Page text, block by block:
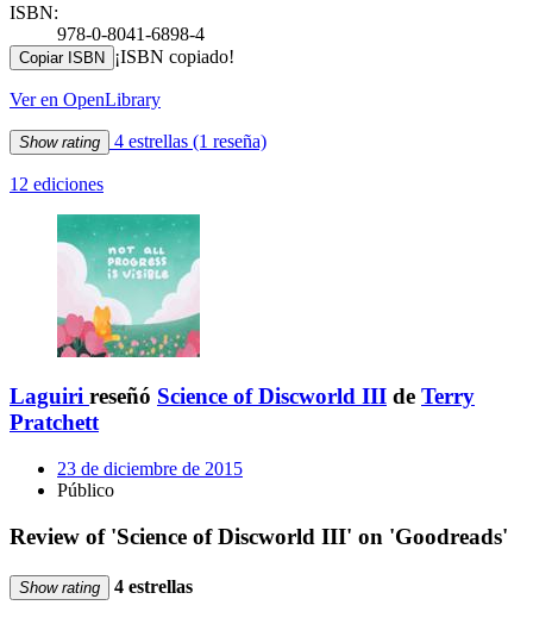
ISBN:
978-0-8041-6898-4
Copiar ISBN ¡ISBN copiado!
Ver en OpenLibrary
Show rating 4 estrellas (1 reseña)
12 ediciones
Laguiri reseñó Science of Discworld III de Terry
Pratchett
23 de diciembre de 2015
Público
Review of 'Science of Discworld III' on 'Goodreads'
Show rating 4 estrellas